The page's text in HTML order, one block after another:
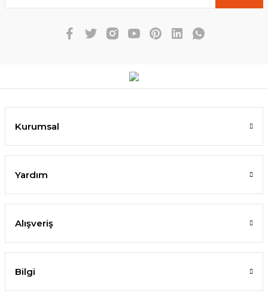
Kurumsal
Yardım
Alışveriş
Bilgi